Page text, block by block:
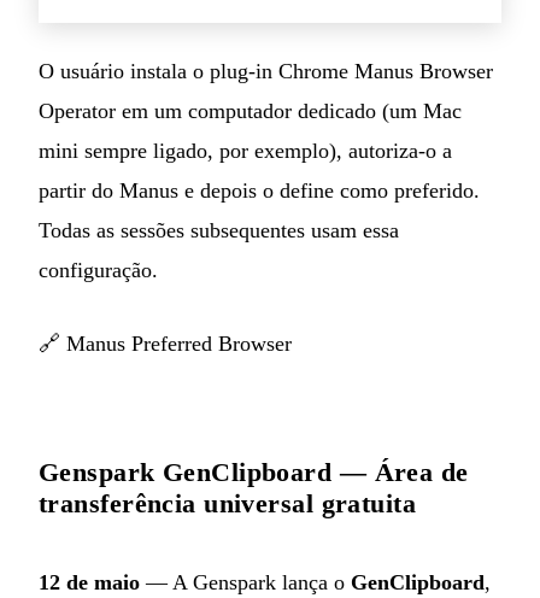
O usuário instala o plug-in Chrome Manus Browser
Operator em um computador dedicado (um Mac
mini sempre ligado, por exemplo), autoriza-o a
partir do Manus e depois o define como preferido.
Todas as sessões subsequentes usam essa
configuração.
🔗 Manus Preferred Browser
Genspark GenClipboard — Área de
transferência universal gratuita
12 de maio — A Genspark lança o GenClipboard,